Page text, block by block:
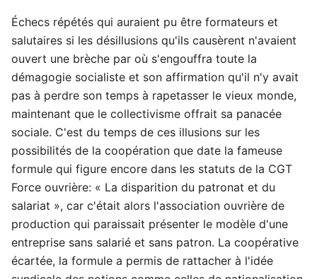
Échecs répétés qui auraient pu être formateurs et
salutaires si les désillusions qu'ils causèrent n'avaient
ouvert une brèche par où s'engouffra toute la
démagogie socialiste et son affirmation qu'il n'y avait
pas à perdre son temps à rapetasser le vieux monde,
maintenant que le collectivisme offrait sa panacée
sociale. C'est du temps de ces illusions sur les
possibilités de la coopération que date la fameuse
formule qui figure encore dans les statuts de la CGT
Force ouvrière: « La disparition du patronat et du
salariat », car c'était alors l'association ouvrière de
production qui paraissait présenter le modèle d'une
entreprise sans salarié et sans patron. La coopérative
écartée, la formule a permis de rattacher à l'idée